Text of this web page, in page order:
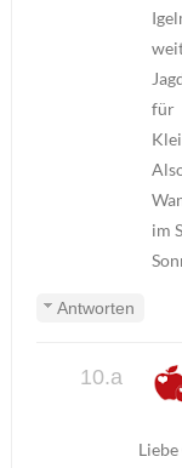
für
im
Antworten